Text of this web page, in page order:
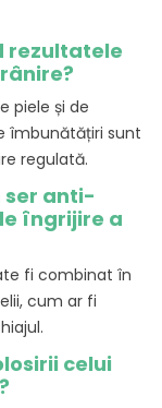
rezultatele
piele și de
îmbunătățiri sunt
regulată.
ser anti-
îngrijire a
fi combinat în
cum ar fi
celui